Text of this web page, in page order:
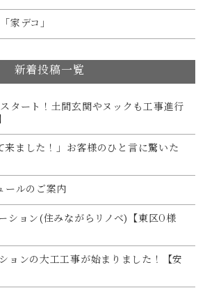
家デコ」
新着投稿一覧
タート！土間玄関やヌックも工事進行
来ました！」お客様のひと言に驚いた
ールのご案内
ション(住みながらリノベ)【東区O様
ョンの大工工事が始まりました！【安